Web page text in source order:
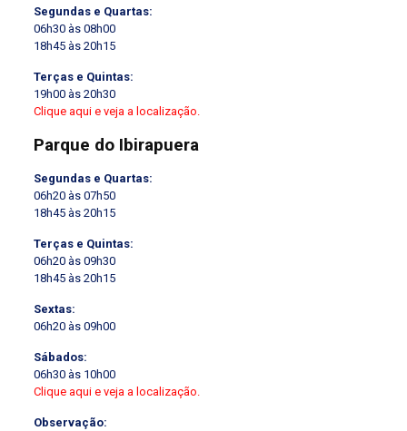
Segundas e Quartas:
06h30 às 08h00
18h45 às 20h15
Terças e Quintas:
19h00 às 20h30
Clique aqui e veja a localização.
Parque do Ibirapuera
Segundas e Quartas:
06h20 às 07h50
18h45 às 20h15
Terças e Quintas:
06h20 às 09h30
18h45 às 20h15
Sextas:
06h20 às 09h00
Sábados:
06h30 às 10h00
Clique aqui e veja a localização.
Observação: